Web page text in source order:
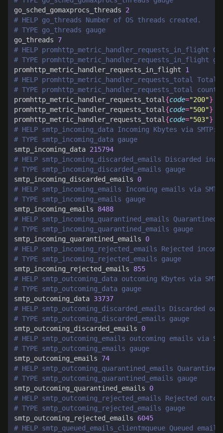
go_sched_gomaxprocs_threads 2
# HELP go_threads Number of OS threads created.
# TYPE go_threads gauge
go_threads 7
# HELP promhttp_metric_handler_requests_in_flight
# TYPE promhttp_metric_handler_requests_in_flight
promhttp_metric_handler_requests_in_flight 1
# HELP promhttp_metric_handler_requests_total Total
# TYPE promhttp_metric_handler_requests_total
promhttp_metric_handler_requests_total {code="200"}
promhttp_metric_handler_requests_total {code="500"}
promhttp_metric_handler_requests_total {code="503"}
# HELP smtp_incoming_data Incoming Kbytes via
# TYPE smtp_incoming_data gauge
smtp_incoming_data 215794
# HELP smtp_incoming_discarded_emails Discarded
# TYPE smtp_incoming_discarded_emails gauge
smtp_incoming_discarded_emails 0
# HELP smtp_incoming_emails Incoming emails via
# TYPE smtp_incoming_emails gauge
smtp_incoming_emails 8488
# HELP smtp_incoming_quarantined_emails
# TYPE smtp_incoming_quarantined_emails gauge
smtp_incoming_quarantined_emails 0
# HELP smtp_incoming_rejected_emails Rejected
# TYPE smtp_incoming_rejected_emails gauge
smtp_incoming_rejected_emails 855
# HELP smtp_outcoming_data outcoming Kbytes via
# TYPE smtp_outcoming_data gauge
smtp_outcoming_data 33737
# HELP smtp_outcoming_discarded_emails Discarded
# TYPE smtp_outcoming_discarded_emails gauge
smtp_outcoming_discarded_emails 0
# HELP smtp_outcoming_emails outcoming emails via
# TYPE smtp_outcoming_emails gauge
smtp_outcoming_emails 74
# HELP smtp_outcoming_quarantined_emails
# TYPE smtp_outcoming_quarantined_emails gauge
smtp_outcoming_quarantined_emails 0
# HELP smtp_outcoming_rejected_emails Rejected
# TYPE smtp_outcoming_rejected_emails gauge
smtp_outcoming_rejected_emails 6045
# HELP smtp_queued_emails_clientmqueue Queued